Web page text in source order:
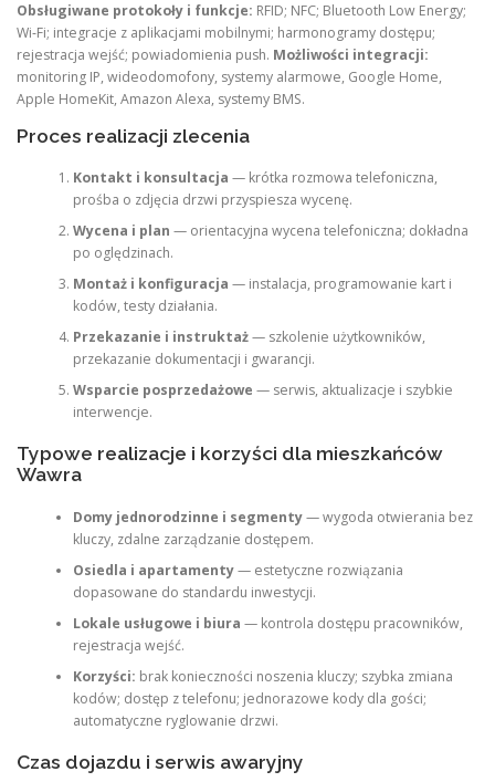
Obsługiwane protokoły i funkcje: RFID; NFC; Bluetooth Low Energy;
Wi‑Fi; integracje z aplikacjami mobilnymi; harmonogramy dostępu;
rejestracja wejść; powiadomienia push. Możliwości integracji:
monitoring IP, wideodomofony, systemy alarmowe, Google Home,
Apple HomeKit, Amazon Alexa, systemy BMS.
Proces realizacji zlecenia
Kontakt i konsultacja — krótka rozmowa telefoniczna,
prośba o zdjęcia drzwi przyspiesza wycenę.
Wycena i plan — orientacyjna wycena telefoniczna; dokładna
po oględzinach.
Montaż i konfiguracja — instalacja, programowanie kart i
kodów, testy działania.
Przekazanie i instruktaż— szkolenie użytkowników,
przekazanie dokumentacji i gwarancji.
Wsparcie posprzedażowe — serwis, aktualizacje i szybkie
interwencje.
Typowe realizacje i korzyści dla mieszkańców
Wawra
Domy jednorodzinne i segmenty— wygoda otwierania bez
kluczy, zdalne zarządzanie dostępem.
Osiedla i apartamenty— estetyczne rozwiązania
dopasowane do standardu inwestycji.
Lokale usługowe i biura — kontrola dostępu pracowników,
rejestracja wejść.
Korzyści: brak konieczności noszenia kluczy; szybka zmiana
kodów; dostęp z telefonu; jednorazowe kody dla gości;
automatyczne ryglowanie drzwi.
Czas dojazdu i serwis awaryjny